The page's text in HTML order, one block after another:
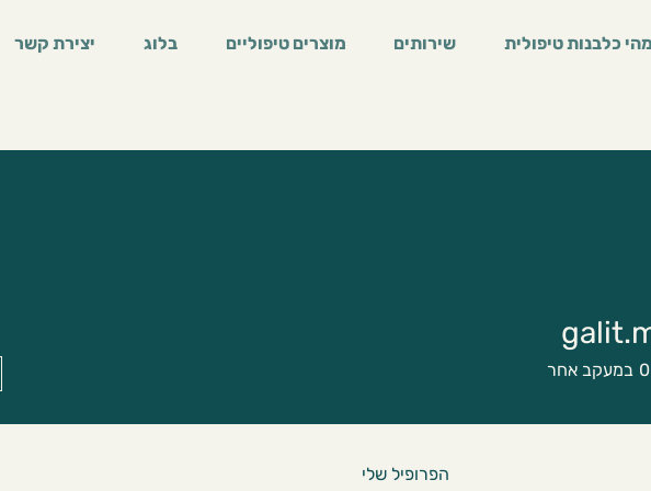
מהי כלבנות טיפולית שירותים מוצרים טיפוליים בלוג יצירת קשר
0 במעקב אחר
הפרופיל שלי